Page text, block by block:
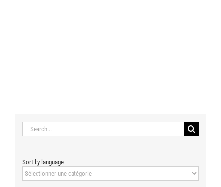
Search
for:
Sort by language
Sort
by